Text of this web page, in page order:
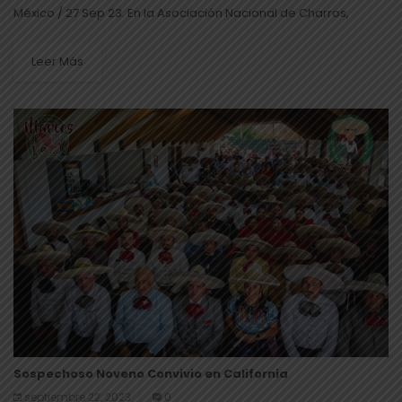
México / 27 Sep 23. En la Asociación Nacional de Charros,
patrios, y para...
Leer Más
Sospechoso Noveno Convivio en California
septiembre 22, 2023 0